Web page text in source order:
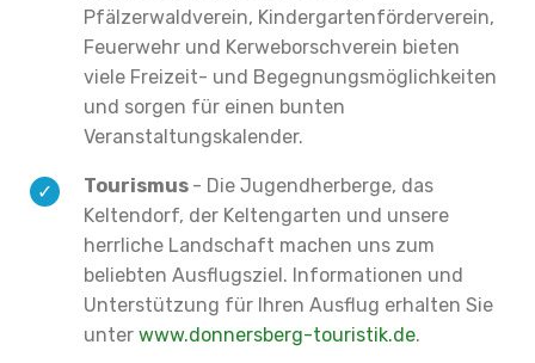
Pfälzerwaldverein, Kindergartenförderverein,
Feuerwehr und Kerweborschverein bieten
viele Freizeit- und Begegnungsmöglichkeiten
und sorgen für einen bunten
Veranstaltungskalender.
Tourismus - Die Jugendherberge, das
Keltendorf, der Keltengarten und unsere
herrliche Landschaft machen uns zum
beliebten Ausflugsziel. Informationen und
Unterstützung für Ihren Ausflug erhalten Sie
unter www.donnersberg-touristik.de.